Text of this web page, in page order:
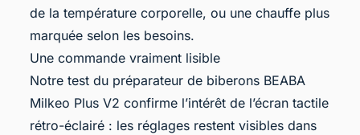
de la température corporelle, ou une chauffe plus
marquée selon les besoins.
Une commande vraiment lisible
Notre test du préparateur de biberons BEABA
Milkeo Plus V2 confirme l’intérêt de l’écran tactile
rétro-éclairé : les réglages restent visibles dans